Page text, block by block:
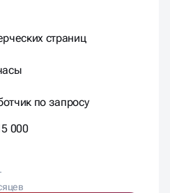
страниц
по запросу
000